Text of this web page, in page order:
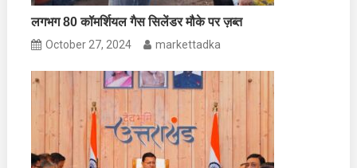
लगभग 80 कॉमर्शियल गैस सिलेंडर मौके पर ज़ब्त
October 27, 2024 markettadka